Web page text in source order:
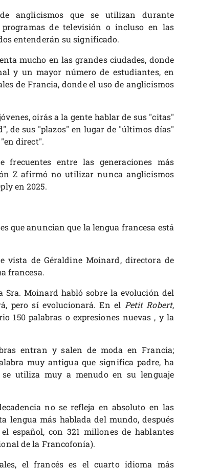
anglicismos que se utilizan durante
de televisión o incluso en las
entenderán su significado.
mucho en las grandes ciudades, donde
y un mayor número de estudiantes, en
de Francia, donde el uso de anglicismos
oirás a la gente hablar de sus "citas"
de sus "plazos" en lugar de "últimos días"
direct".
frecuentes entre las generaciones más
Z afirmó no utilizar nunca anglicismos
en 2025.
que anuncian que la lengua francesa está
vista de Géraldine Moinard, directora de
francesa.
Sra. Moinard habló sobre la evolución del
pero sí evolucionará. En el Petit Robert,
150 palabras o expresiones nuevas , y la
entran y salen de moda en Francia;
muy antigua que significa padre, ha
utiliza muy a menudo en su lenguaje
no se refleja en absoluto en las
lengua más hablada del mundo, después
español, con 321 millones de hablantes
de la Francofonía).
el francés es el cuarto idioma más